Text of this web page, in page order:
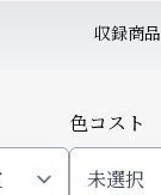
収録商品
色コスト